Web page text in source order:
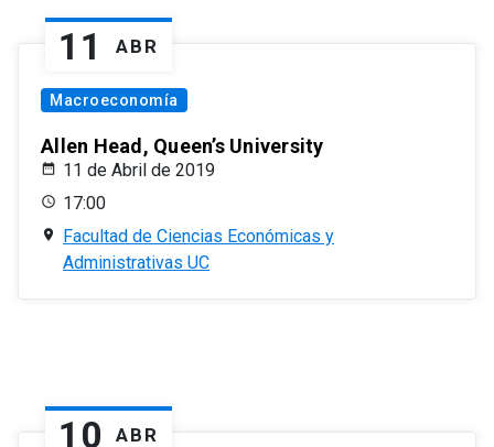
11 ABR
Macroeconomía
Allen Head, Queen’s University
11 de Abril de 2019
17:00
Facultad de Ciencias Económicas y
Administrativas UC
10 ABR